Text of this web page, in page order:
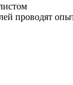
проводят